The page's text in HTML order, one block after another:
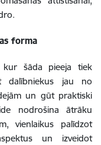
forma
šāda pieeja tiek
dalībniekus jau no
un gūt praktiski
nodrošina ātrāku
vienlaikus palīdzot
un izveidot